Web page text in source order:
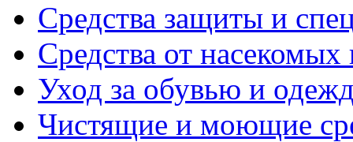
Средства защиты и
Средства от
Уход за обувью и
Чистящие и моющие